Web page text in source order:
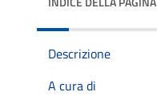
Descrizione
A cura di